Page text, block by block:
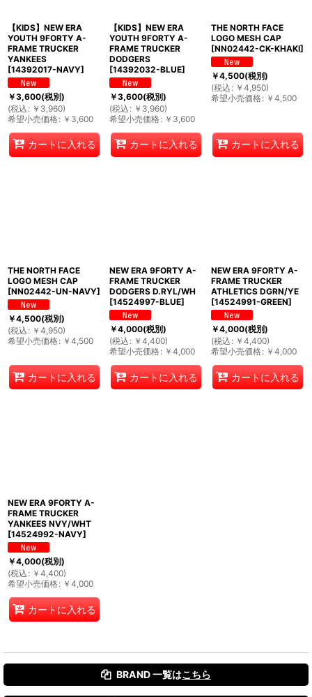
【KIDS】NEW ERA
YOUTH 9FORTY A-
FRAME TRUCKER
YANKEES
[14392017-NAVY]
￥3,600(税別)
(税込 : ￥ 3,960)
希望小売価格: ￥ 3,600
カートに入れる
【KIDS】NEW ERA
YOUTH 9FORTY A-
FRAME TRUCKER
DODGERS
[14392032-BLUE]
￥3,600(税別)
(税込 : ￥ 3,960)
希望小売価格: ￥ 3,600
カートに入れる
THE NORTH FACE
LOGO MESH CAP
[NN02442-CK-KHAKI]
￥4,500(税別)
(税込 : ￥ 4,950)
希望小売価格: ￥ 4,500
カートに入れる
THE NORTH FACE
LOGO MESH CAP
[NN02442-UN-NAVY]
￥4,500(税別)
(税込 : ￥ 4,950)
希望小売価格: ￥ 4,500
カートに入れる
NEW ERA 9FORTY A-
FRAME TRUCKER
DODGERS D.RYL/WH
[14524997-BLUE]
￥4,000(税別)
(税込 : ￥ 4,400)
希望小売価格: ￥ 4,000
カートに入れる
NEW ERA 9FORTY A-
FRAME TRUCKER
ATHLETICS DGRN/YE
[14524991-GREEN]
￥4,000(税別)
(税込 : ￥ 4,400)
希望小売価格: ￥ 4,000
カートに入れる
NEW ERA 9FORTY A-
FRAME TRUCKER
YANKEES NVY/WHT
[14524992-NAVY]
￥4,000(税別)
(税込 : ￥ 4,400)
希望小売価格: ￥ 4,000
カートに入れる
BRAND 一覧はこちら